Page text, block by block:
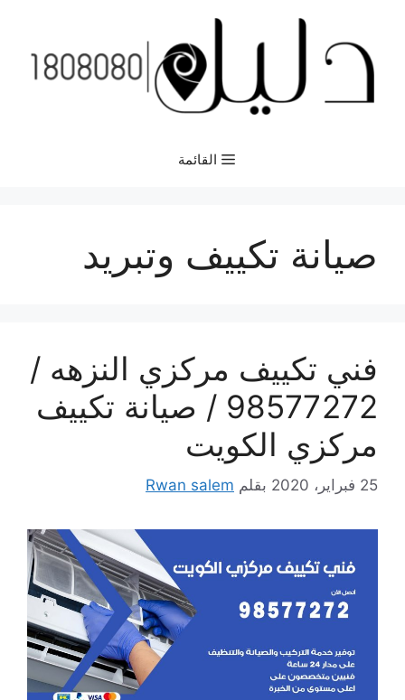
المحتوى
القائمة
صيانة تكييف وتبريد
فني تكييف مركزي النزهه /
98577272 / صيانة تكييف
مركزي الكويت
25 فبراير، 2020 بقلم Rwan salem